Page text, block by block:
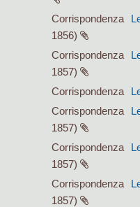
Corrispondenza
1856)
Corrispondenza
1857)
Corrispondenza
Corrispondenza
1857)
Corrispondenza
1857)
Corrispondenza
1857)